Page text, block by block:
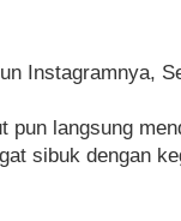
Instagramnya,
pun langsung
sibuk dengan